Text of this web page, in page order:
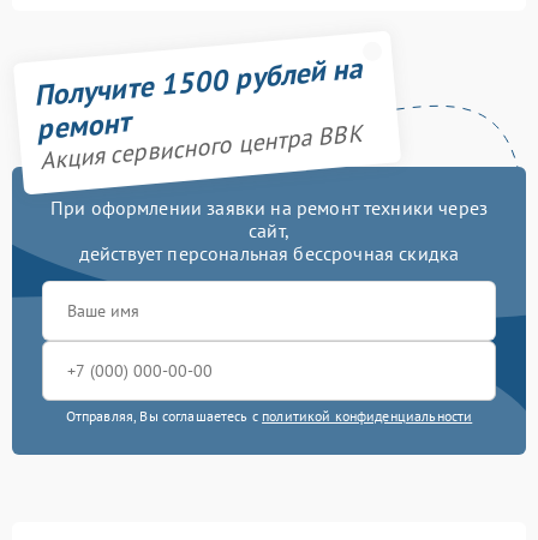
Получите 1500 рублей на
ремонт
Акция сервисного центра BBK
При оформлении заявки на ремонт техники через
сайт,
действует персональная бессрочная скидка
Отправляя, Вы соглашаетесь с политикой конфиденциальности